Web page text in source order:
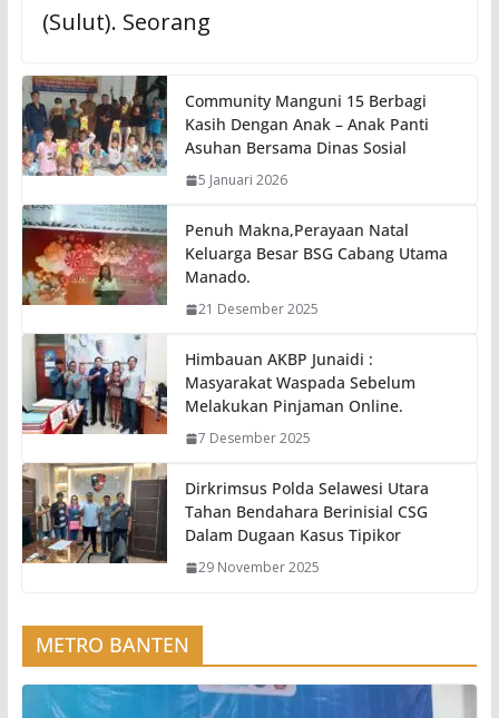
(Sulut). Seorang
Community Manguni 15 Berbagi
Kasih Dengan Anak – Anak Panti
Asuhan Bersama Dinas Sosial
5 Januari 2026
Penuh Makna,Perayaan Natal
Keluarga Besar BSG Cabang Utama
Manado.
21 Desember 2025
Himbauan AKBP Junaidi :
Masyarakat Waspada Sebelum
Melakukan Pinjaman Online.
7 Desember 2025
Dirkrimsus Polda Selawesi Utara
Tahan Bendahara Berinisial CSG
Dalam Dugaan Kasus Tipikor
29 November 2025
METRO BANTEN